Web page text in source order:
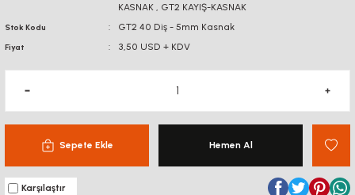
KASNAK , GT2 KAYIŞ-KASNAK
Stok Kodu GT2 40 Diş - 5mm Kasnak
Fiyat 3,50 USD + KDV
Sepete Ekle Hemen Al
Karşılaştır